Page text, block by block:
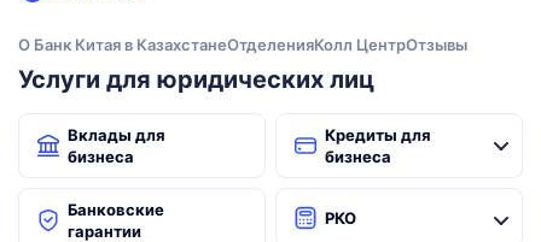
О Банк Китая в КазахстанеОтделенияКолл ЦентрОтзывы
Услуги для юридических лиц
Вклады для
бизнеса
Кредиты для
бизнеса
Банковские
гарантии
РКО